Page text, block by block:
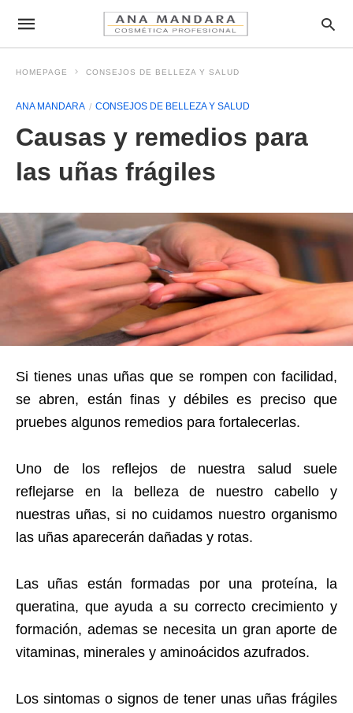
HOMEPAGE CONSEJOS DE BELLEZA Y SALUD
ANA MANDARA CONSEJOS DE BELLEZA Y SALUD
Causas y remedios para
las uñas frágiles
Si tienes unas uñas que se rompen con facilidad,
se abren, están finas y débiles es preciso que
pruebes algunos remedios para fortalecerlas.
Uno de los reflejos de nuestra salud suele
reflejarse en la belleza de nuestro cabello y
nuestras uñas, si no cuidamos nuestro organismo
las uñas aparecerán dañadas y rotas.
Las uñas están formadas por una proteína, la
queratina, que ayuda a su correcto crecimiento y
formación, ademas se necesita un gran aporte de
vitaminas, minerales y aminoácidos azufrados.
Los sintomas o signos de tener unas uñas frágiles